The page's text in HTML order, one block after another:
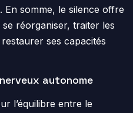
En somme, le silence offre
réorganiser, traiter les
ses capacités
autonome
l’équilibre entre le